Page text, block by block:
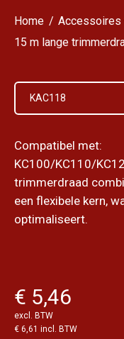
Home
Accessoires
15 m lange
KAC118
Compatibel met:
KC100/KC110/
trimmerdraad
een flexibele kern,
optimaliseert.
€ 5,46
excl. BTW
€ 6,61 incl. BTW